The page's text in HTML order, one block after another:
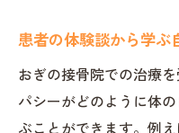
患者の体験談から学ぶ
おぎの接骨院での治療
パシーがどのように体
ぶことができます。例